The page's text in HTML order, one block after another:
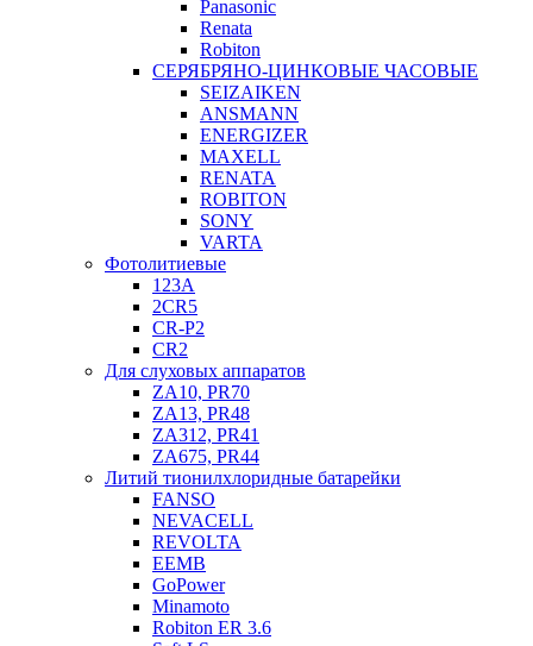
Panasonic
Renata
Robiton
СЕРЯБРЯНО-ЦИНКОВЫЕ ЧАСОВЫЕ
SEIZAIKEN
ANSMANN
ENERGIZER
MAXELL
RENATA
ROBITON
SONY
VARTA
Фотолитиевые
123A
2CR5
CR-P2
CR2
Для слуховых аппаратов
ZA10, PR70
ZA13, PR48
ZA312, PR41
ZA675, PR44
Литий тионилхлоридные батарейки
FANSO
NEVACELL
REVOLTA
EEMB
GoPower
Minamoto
Robiton ER 3.6